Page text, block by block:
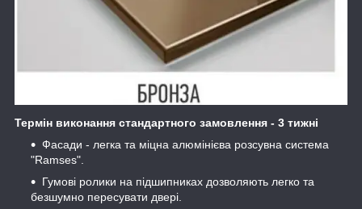
Термін виконання стандартного замовлення - 3 тижні
Фасади - легка та міцна алюмінієва розсувна система
"Ramses".
Гумові ролики на підшипниках дозволяють легко та
безшумно пересувати двері.